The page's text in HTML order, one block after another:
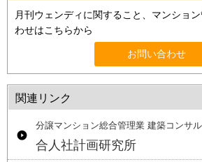
月刊ウェンディに関すること、マンショ
わせはこちらから
お問い合わせ
関連リンク
分譲マンション総合管理業 建築コンサ
合人社計画研究所